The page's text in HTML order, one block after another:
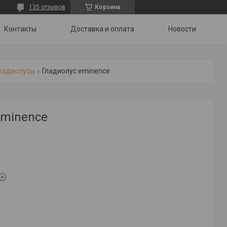
Корзина
135 отзывов
Контакты Доставка и оплата Новости
Гладиолус eminence